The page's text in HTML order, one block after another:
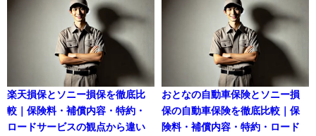
楽天損保とソニー損保を徹底比
較｜保険料・補償内容・特約・
ロードサービスの観点から違い
おとなの自動車保険とソニー損
保の自動車保険を徹底比較｜保
険料・補償内容・特約・ロード